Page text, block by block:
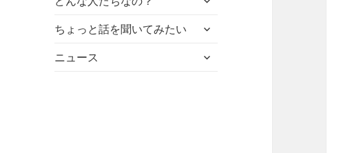
メ
ュ
ちょっと話を聞いてみたい
サ
メ
ニュース
サ